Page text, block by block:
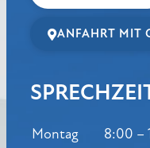
ANFAHRT MIT
Montag
8:00 –